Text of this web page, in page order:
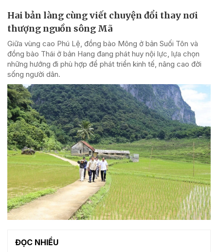
Hai bản làng cùng viết chuyện đổi thay nơi
thượng nguồn sông Mã
Giữa vùng cao Phú Lệ, đồng bào Mông ở bản Suối Tôn và
đồng bào Thái ở bản Hang đang phát huy nội lực, lựa chọn
những hướng đi phù hợp để phát triển kinh tế, nâng cao đời
sống người dân.
ĐỌC NHIỀU